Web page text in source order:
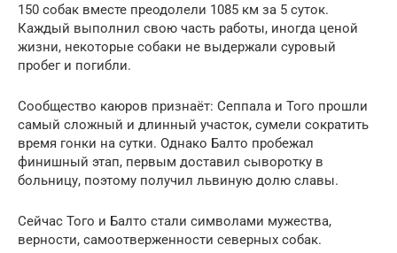
150 собак вместе преодолели 1085 км за 5 суток.
Каждый выполнил свою часть работы, иногда ценой
жизни, некоторые собаки не выдержали суровый
пробег и погибли.
Сообщество каюров признаёт: Сеппала и Того прошли
самый сложный и длинный участок, сумели сократить
время гонки на сутки. Однако Балто пробежал
финишный этап, первым доставил сыворотку в
больницу, поэтому получил львиную долю славы.
Сейчас Того и Балто стали символами мужества,
верности, самоотверженности северных собак.